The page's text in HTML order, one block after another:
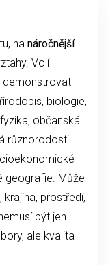
na náročnější
Volí
demonstrovat i
biologie,
občanská
různorodosti
geografie. Může
prostředí,
být jen
ale kvalita